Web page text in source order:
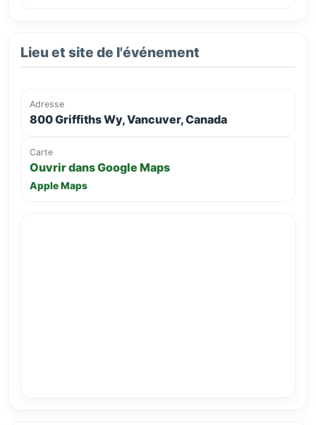
Lieu et site de l'événement
Adresse
800 Griffiths Wy, Vancuver, Canada
Carte
Ouvrir dans Google Maps
Apple Maps